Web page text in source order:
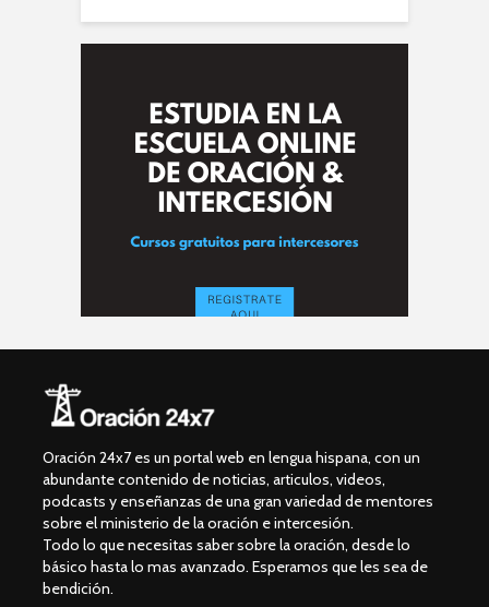
Oración 24x7 es un portal web en lengua hispana, con un
abundante contenido de noticias, articulos, videos,
podcasts y enseñanzas de una gran variedad de mentores
sobre el ministerio de la oración e intercesión.
Todo lo que necesitas saber sobre la oración, desde lo
básico hasta lo mas avanzado. Esperamos que les sea de
bendición.